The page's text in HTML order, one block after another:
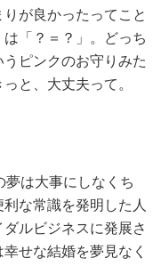
が良かったってこと
「？＝？」。どっち
ピンクのお守りみた
と、大丈夫って。
は大事にしなくち
な常識を発明した人
ルビジネスに発展さ
せな結婚を夢見なく